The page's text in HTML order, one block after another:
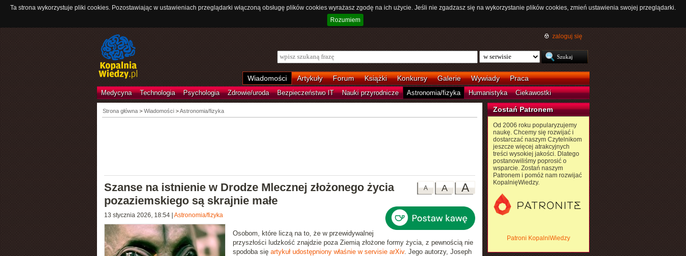
Ta strona wykorzystuje pliki cookies. Pozostawiając w ustawieniach przeglądarki włączoną obsługę plików cookies wyrażasz zgodę na ich użycie. Jeśli nie zgadzasz się na wykorzystanie plików cookies, zmień ustawienia swojej przeglądarki.
Rozumiem
zaloguj się
Wiadomości Artykuły Forum Książki Konkursy Galerie Wywiady Praca
Medycyna Technologia Psychologia Zdrowie/uroda Bezpieczeństwo IT Nauki przyrodnicze Astronomia/fizyka Humanistyka Ciekawostki
Strona główna> Wiadomości >Astronomia/fizyka
A
A
A
Szanse na istnienie w Drodze Mlecznej złożonego życia
pozaziemskiego są skrajnie małe
13 stycznia 2026, 18:54| Astronomia/fizyka
Osobom, które liczą na to, że w przewidywalnej
przyszłości ludzkość znajdzie poza Ziemią złożone formy życia, z pewnością nie
spodoba się artykuł udostępniony właśnie w servisie arXiv. Jego autorzy, Joseph
Zostań Patronem
Od 2006 roku popularyzujemy
naukę. Chcemy się rozwijać i
dostarczać naszym Czytelnikom
jeszcze więcej atrakcyjnych
treści wysokiej jakości. Dlatego
postanowiliśmy poprosić o
wsparcie. Zostań naszym
Patronem i pomóż nam rozwijać
KopalnięWiedzy.
Patroni KopalniWiedzy